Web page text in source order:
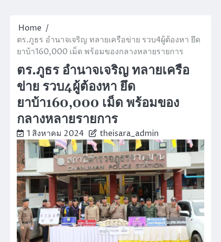
Home
ตร.ภูธร อำนาจเจริญ ทลายเครือข่าย รวบ4ผู้ต้องหา ยึด
ยาบ้า160,000 เม็ด พร้อมของกลางหลายรายการ ​
ตร.ภูธร อำนาจเจริญ ทลายเครือ
ข่าย รวบ4ผู้ต้องหา ยึด
ยาบ้า160,000 เม็ด พร้อมของ
กลางหลายรายการ ​
1 สิงหาคม 2024 theisara_admin